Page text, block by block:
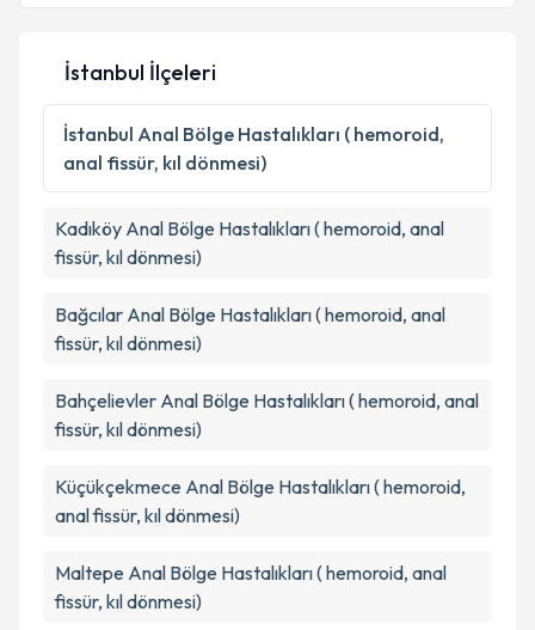
İstanbul İlçeleri
İstanbul Anal Bölge Hastalıkları ( hemoroid,
anal fissür, kıl dönmesi)
Kadıköy Anal Bölge Hastalıkları ( hemoroid, anal
fissür, kıl dönmesi)
Bağcılar Anal Bölge Hastalıkları ( hemoroid, anal
fissür, kıl dönmesi)
Bahçelievler Anal Bölge Hastalıkları ( hemoroid, anal
fissür, kıl dönmesi)
Küçükçekmece Anal Bölge Hastalıkları ( hemoroid,
anal fissür, kıl dönmesi)
Maltepe Anal Bölge Hastalıkları ( hemoroid, anal
fissür, kıl dönmesi)